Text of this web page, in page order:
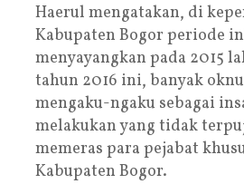
Haerul mengatakan, di
Kabupaten Bogor periode
menyayangkan pada 2015
tahun 2016 ini, banyak
mengaku-ngaku sebagai
melakukan yang tidak
memeras para pejabat
Kabupaten Bogor.